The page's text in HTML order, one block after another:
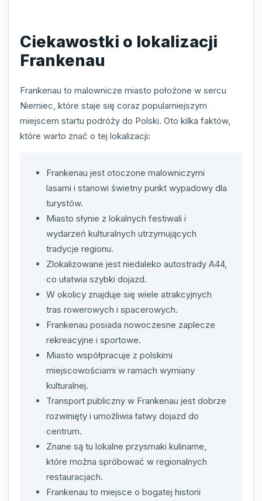
Ciekawostki o lokalizacji
Frankenau
Frankenau to malownicze miasto położone w sercu
Niemiec, które staje się coraz popularniejszym
miejscem startu podróży do Polski. Oto kilka faktów,
które warto znać o tej lokalizacji:
Frankenau jest otoczone malowniczymi
lasami i stanowi świetny punkt wypadowy dla
turystów.
Miasto słynie z lokalnych festiwali i
wydarzeń kulturalnych utrzymujących
tradycje regionu.
Zlokalizowane jest niedaleko autostrady A44,
co ułatwia szybki dojazd.
W okolicy znajduje się wiele atrakcyjnych
tras rowerowych i spacerowych.
Frankenau posiada nowoczesne zaplecze
rekreacyjne i sportowe.
Miasto współpracuje z polskimi
miejscowościami w ramach wymiany
kulturalnej.
Transport publiczny w Frankenau jest dobrze
rozwinięty i umożliwia łatwy dojazd do
centrum.
Znane są tu lokalne przysmaki kulinarne,
które można spróbować w regionalnych
restauracjach.
Frankenau to miejsce o bogatej historii